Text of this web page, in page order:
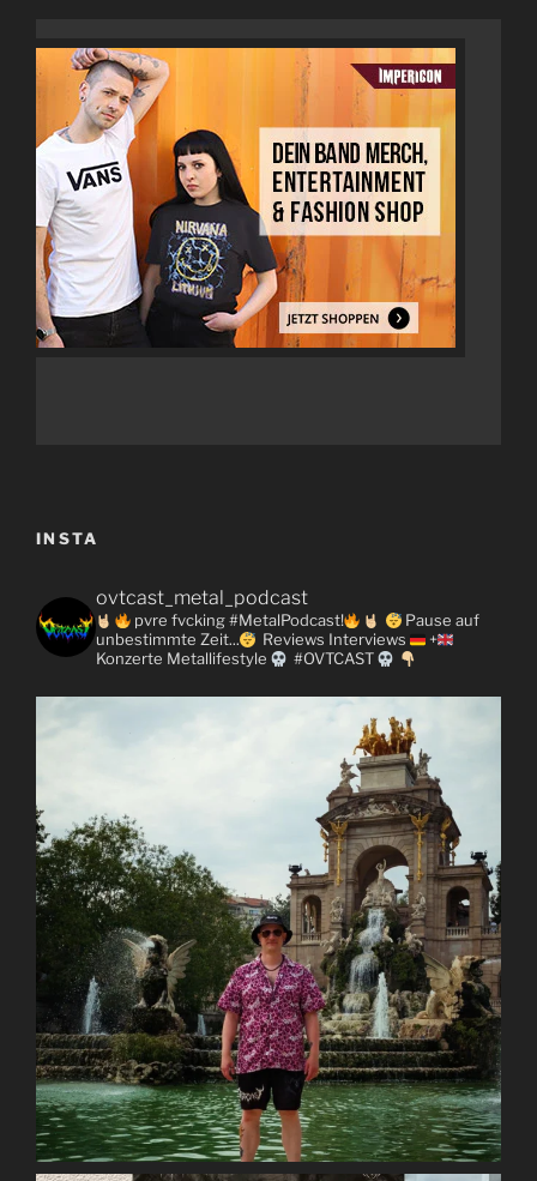
INSTA
ovtcast_metal_podcast
pvre fvcking #MetalPodcast!
Pause auf
unbestimmte Zeit...
Reviews Interviews
+
Konzerte Metallifestyle #OVTCAST